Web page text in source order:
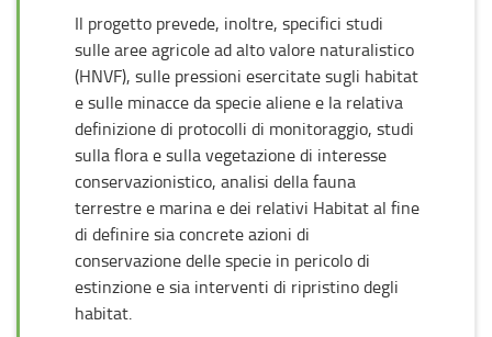
Il progetto prevede, inoltre, specifici studi
sulle aree agricole ad alto valore naturalistico
(HNVF), sulle pressioni esercitate sugli habitat
e sulle minacce da specie aliene e la relativa
definizione di protocolli di monitoraggio, studi
sulla flora e sulla vegetazione di interesse
conservazionistico, analisi della fauna
terrestre e marina e dei relativi Habitat al fine
di definire sia concrete azioni di
conservazione delle specie in pericolo di
estinzione e sia interventi di ripristino degli
habitat.